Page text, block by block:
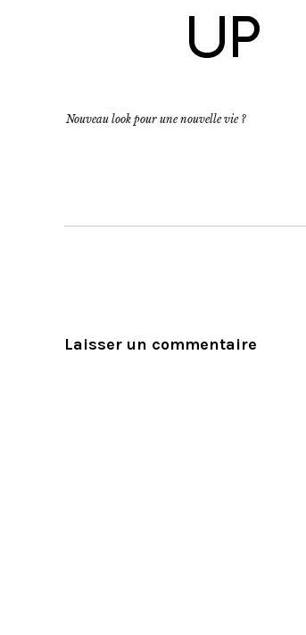
Nouveau look pour une nouvelle vie ?
Laisser un commentaire